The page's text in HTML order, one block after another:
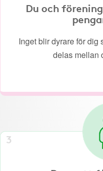
Du och
Inget blir dyrare för dig
delas mellan
3